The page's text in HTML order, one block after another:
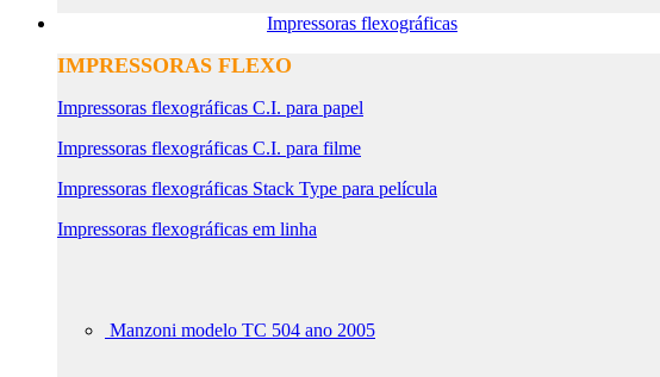
Impressoras flexográficas
IMPRESSORAS FLEXO
Impressoras flexográficas C.I. para papel
Impressoras flexográficas C.I. para filme
Impressoras flexográficas Stack Type para película
Impressoras flexográficas em linha
Manzoni modelo TC 504 ano 2005